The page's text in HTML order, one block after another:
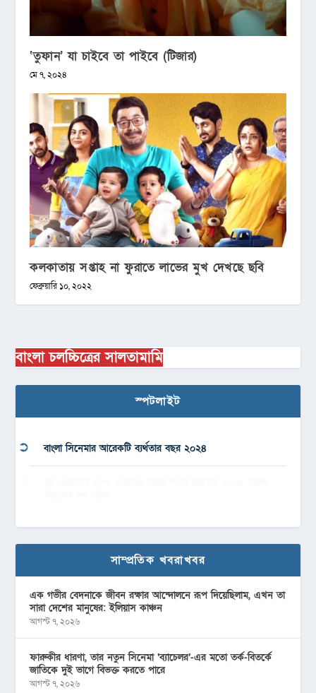
‘তুফান’ যা চাইবে তা পাইবে (টিজার)
মে ৭, ২০২৪
কলকাতায় সপ্তাহ না ফুরাতে লাভের মুখ দেখছে ছবি
ফেব্রুয়ারি ১০, ২০২২
বাংলা চলচ্চিত্রের সালতামামি
স্পটলাইট
বাংলা সিনেমার আরেকটি ব্যর্থতার বছর ২০২৪
সাম্প্রতিক খবরাখবর
এক গভীর বেদনাকে জীবন রক্ষার আন্দোলনে রূপ দিয়েছিলাম, এখন তা
সারা দেশের মানুষের: ইলিয়াস কাঞ্চন
আগস্ট ৭, ২০২৬
ফারুকীর ধারণা, তার নতুন সিনেমা ‘ব্যাচেলর’-এর মতো তর্ক-বিতর্কে
জাতিকে দুই ভাগে বিভক্ত করতে পারে
আগস্ট ৭, ২০২৬